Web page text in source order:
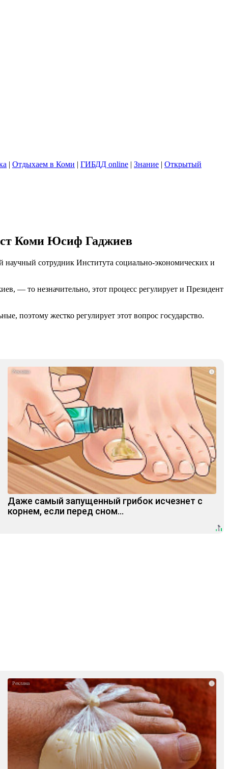
| Отдыхаем в Коми | ГИБДД online | Знание | Открытый
Коми Юсиф Гаджиев
сотрудник Института социально-экономических и
— то незначительно, этот процесс регулирует и Президент
поэтому жестко регулирует этот вопрос государство.
i
Даже самый запущенный грибок исчезнет с
корнем, если перед сном…
i